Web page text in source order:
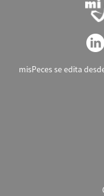
misPeces se edita